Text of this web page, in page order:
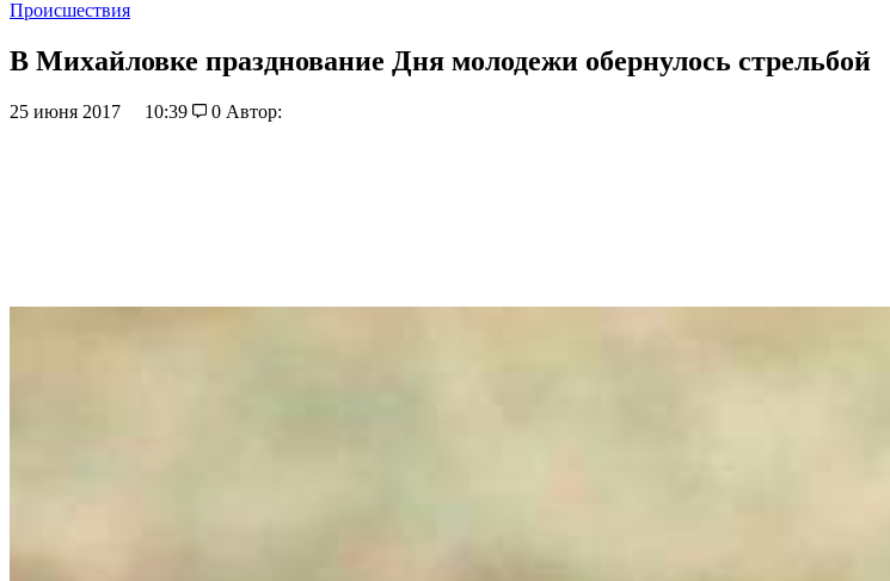
Происшествия
В Михайловке празднование Дня молодежи обернулось стрельбой
25 июня 2017 10:39 0 Автор: